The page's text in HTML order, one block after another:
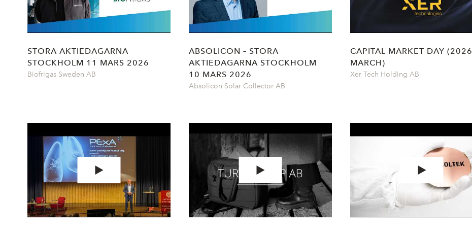
STORA AKTIEDAGARNA
STOCKHOLM 11 MARS 2026
Biofrigas Sweden AB
ABSOLICON – STORA
AKTIEDAGARNA STOCKHOLM
10 MARS 2026
Absolicon Solar Collector AB
CAPITAL MARKET DAY (2026
MARCH)
Xer Tech Holding AB